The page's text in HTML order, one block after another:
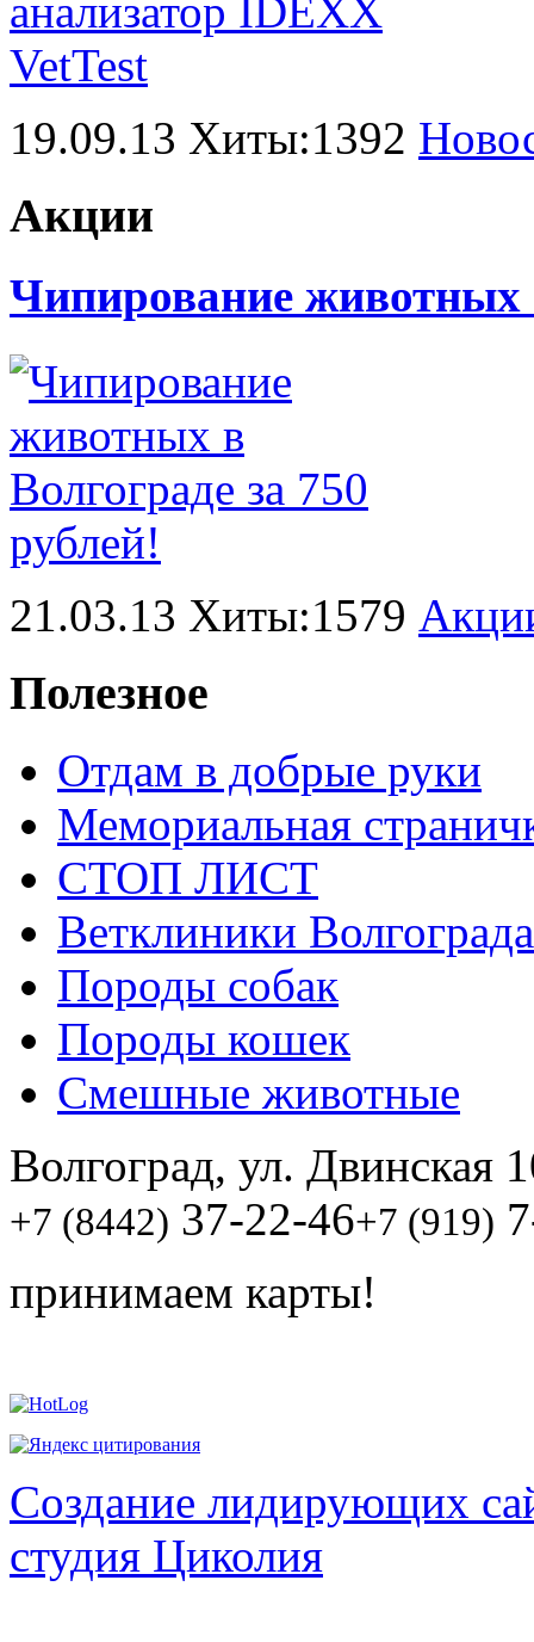
19.09.13 Хиты:1392
Акции
Чипирование животных
21.03.13 Хиты:1579
Полезное
Отдам в добрые руки
Мемориальная
СТОП ЛИСТ
Ветклиники Волгограда
Породы собак
Породы кошек
Смешные животные
Волгоград, ул. Двинская
+7 (8442) 37-22-46+7 (919)
принимаем карты!
Создание лидирующих
студия Циколия